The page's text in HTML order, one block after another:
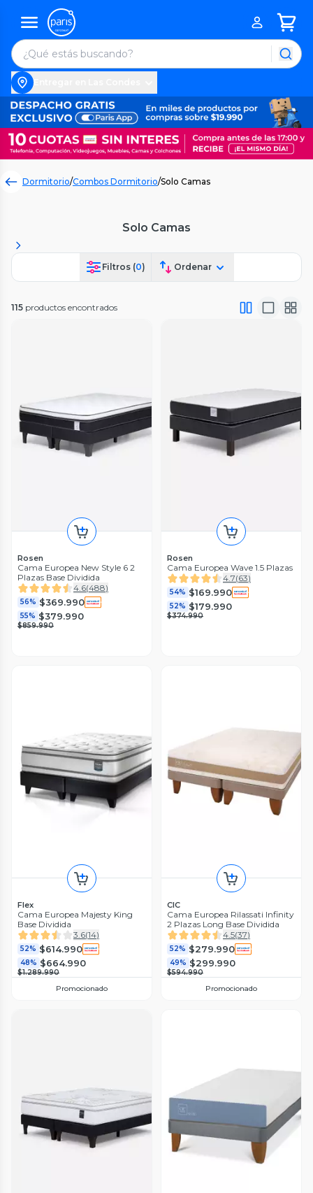
Dormitorio/Combos Dormitorio/Solo Camas
Solo Camas
Filtros (0) Ordenar
115 productos encontrados
Rosen
Cama Europea New Style 6 2
Plazas Base Dividida
4.6(488)
56% $369.990
55% $379.990
$859.990
Rosen
Cama Europea Wave 1.5 Plazas
4.7(63)
54% $169.990
52% $179.990
$374.990
Flex
Cama Europea Majesty King
Base Dividida
3.6(14)
52% $614.990
48% $664.990
$1.289.990
Promocionado
CIC
Cama Europea Rilassati Infinity
2 Plazas Long Base Dividida
4.5(37)
52% $279.990
49% $299.990
$594.990
Promocionado